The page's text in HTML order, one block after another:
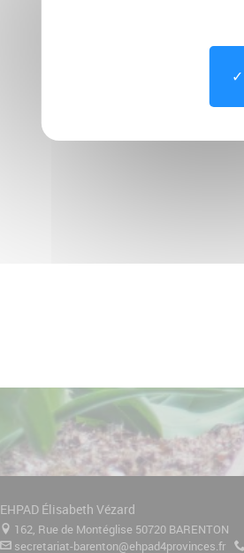
EHPAD Élisabeth Vézard
162, Rue de Montéglise 50720 BARENTON
secretariat-barenton@ehpad4provinces.fr